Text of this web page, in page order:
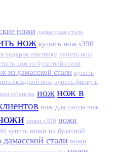
ножи дамасская сталь
нож купить нож s390
подарок охотнику купить нож
нож из булатной стали
из дамасской стали купить
складной нож купить финку в
жбанова ножнож в
нож для охоты нож
ножи s390 ножи
купить ножи из булатной
стали ножи